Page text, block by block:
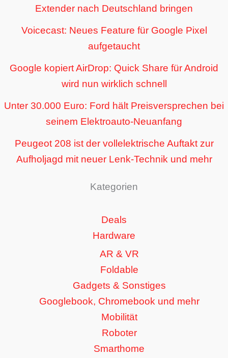
Extender nach Deutschland bringen
Voicecast: Neues Feature für Google Pixel
aufgetaucht
Google kopiert AirDrop: Quick Share für Android
wird nun wirklich schnell
Unter 30.000 Euro: Ford hält Preisversprechen bei
seinem Elektroauto-Neuanfang
Peugeot 208 ist der vollelektrische Auftakt zur
Aufholjagd mit neuer Lenk-Technik und mehr
Kategorien
Deals
Hardware
AR & VR
Foldable
Gadgets & Sonstiges
Googlebook, Chromebook und mehr
Mobilität
Roboter
Smarthome